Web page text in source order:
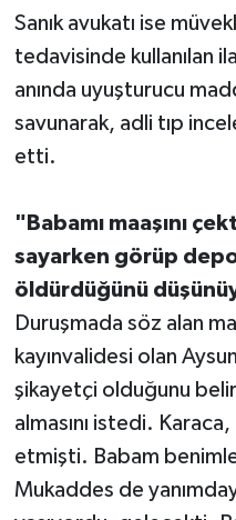
Sanık avukatı ise
tedavisinde kullanılan
anında uyuşturucu
savunarak, adli tıp
etti.
"Babamı maaşını
sayarken görüp
öldürdüğünü
Duruşmada söz alan
kayınvalidesi olan
şikayetçi olduğunu
almasını istedi.
etmişti. Babam benimle
Mukaddes de